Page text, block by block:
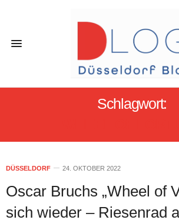
Schlagwort:
DÜSSELDORF 24. OKTOBER 2022
Oscar Bruchs „Wheel of
sich wieder – Riesenrad